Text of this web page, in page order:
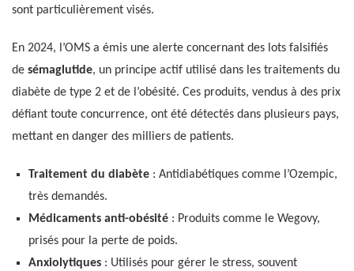
sont particulièrement visés.
En 2024, l’OMS a émis une alerte concernant des lots falsifiés
de sémaglutide, un principe actif utilisé dans les traitements du
diabète de type 2 et de l’obésité. Ces produits, vendus à des prix
défiant toute concurrence, ont été détectés dans plusieurs pays,
mettant en danger des milliers de patients.
Traitement du diabète: Antidiabétiques comme l’Ozempic,
très demandés.
Médicaments anti-obésité: Produits comme le Wegovy,
prisés pour la perte de poids.
Anxiolytiques: Utilisés pour gérer le stress, souvent